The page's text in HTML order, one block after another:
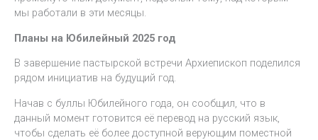
мы работали в эти месяцы.
Планы на Юбилейный 2025 год
В завершение пастырской встречи Архиепископ поделился
рядом инициатив на будущий год.
Начав с буллы Юбилейного года, он сообщил, что в
данный момент готовится её перевод на русский язык,
чтобы сделать её более доступной верующим поместной